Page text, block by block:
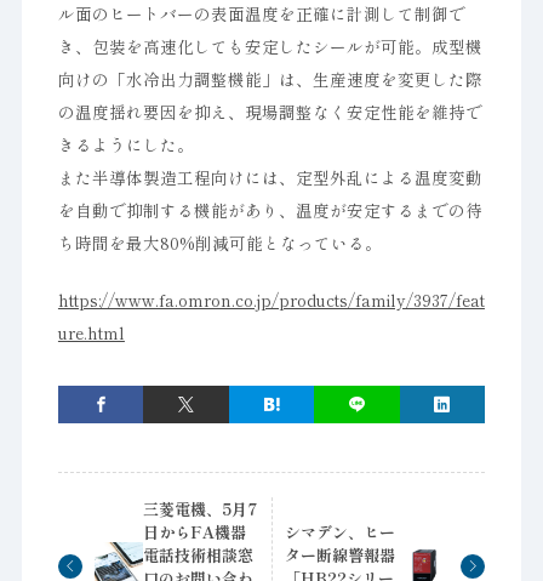
ル面のヒートバーの表面温度を正確に計測して制御で
き、包装を高速化しても安定したシールが可能。成型機
向けの「水冷出力調整機能」は、生産速度を変更した際
の温度揺れ要因を抑え、現場調整なく安定性能を維持で
きるようにした。
また半導体製造工程向けには、定型外乱による温度変動
を自動で抑制する機能があり、温度が安定するまでの待
ち時間を最大80%削減可能となっている。
https://www.fa.omron.co.jp/products/family/3937/feat
ure.html
三菱電機、5月7
日からFA機器
電話技術相談窓
シマデン、ヒー
ター断線警報器